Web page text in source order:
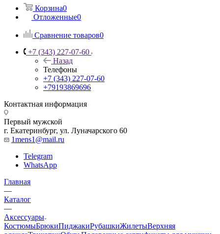
Корзина0
Отложенные0
Сравнение товаров0
+7 (343) 227-07-60
Назад
Телефоны
+7 (343) 227-07-60
+79193869696
Контактная информация
Первый мужской
г. Екатеринбург, ул. Луначарского 60
1mens1@mail.ru
Telegram
WhatsApp
Главная
—
Каталог
—
Аксессуары
КостюмыБрюкиПиджакиРубашкиЖилетыВерхняя